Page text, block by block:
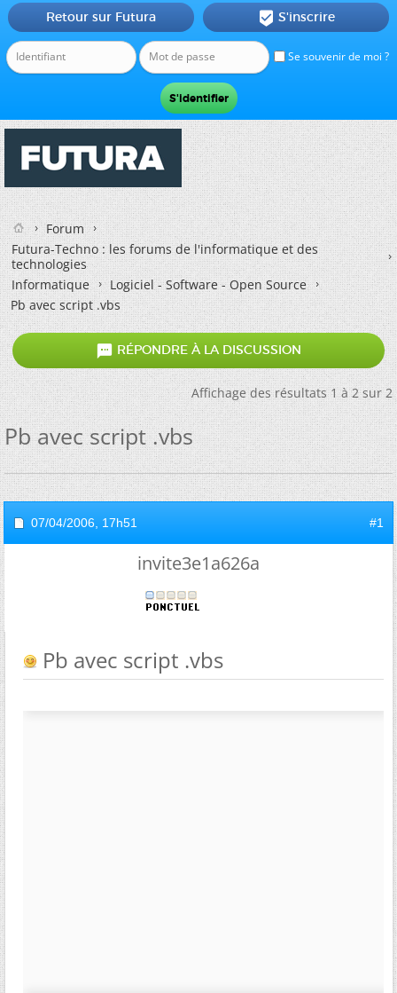
Se souvenir de moi ?
Retour sur Futura  S'inscrire
Forum
Futura-Techno : les forums de l'informatique et des
technologies
Informatique
Logiciel - Software - Open Source
Pb avec script .vbs
 RÉPONDRE À LA DISCUSSION
Affichage des résultats 1 à 2 sur 2
Pb avec script .vbs
07/04/2006, 17h51 #1
invite3e1a626a
Pb avec script .vbs